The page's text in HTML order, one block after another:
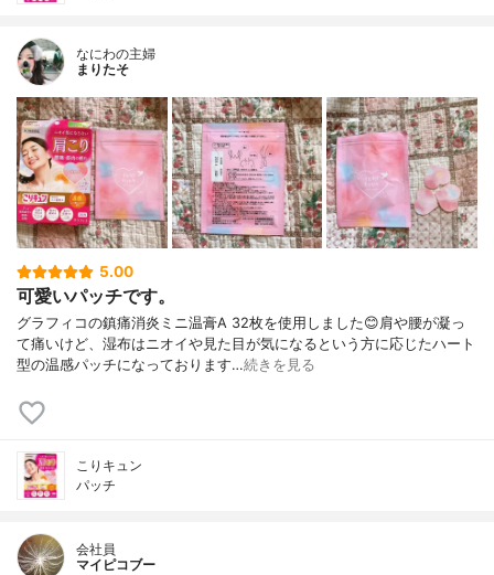
なにわの主婦
まりたそ
5.00
可愛いパッチです。
グラフィコの鎮痛消炎ミニ温膏A 32枚を使用しました😊肩や腰が凝っ
て痛いけど、湿布はニオイや見た目が気になるという方に応じたハート
型の温感パッチになっております…続きを見る
こりキュン
パッチ
会社員
マイピコブー